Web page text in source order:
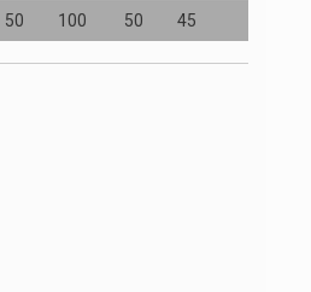
50 100 50 45